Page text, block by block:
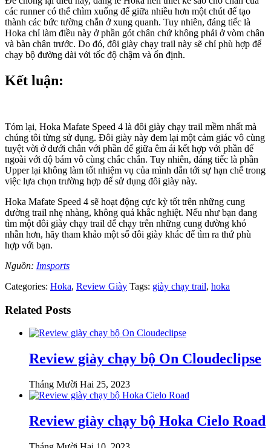
các runner có thể chìm xuống đế giữa nhiều hơn một chút để tạo
thành các bức tường chắn ở xung quanh. Tuy nhiên, đáng tiếc là
Hoka chỉ làm điều này ở phần gót chân chứ không phải ở vòm chân
và bàn chân trước. Do đó, đôi giày chạy trail này sẽ chỉ phù hợp để
chạy bộ đường dài với tốc độ chậm và ổn định.
Kết luận:
Tóm lại, Hoka Mafate Speed 4 là đôi giày chạy trail mềm nhất mà
chúng tôi từng sử dụng. Đôi giày này đem lại một cảm giác vô cùng
tuyệt vời ở dưới chân với phần đế giữa êm ái kết hợp với phần đế
ngoài với độ bám vô cùng chắc chắn. Tuy nhiên, đáng tiếc là phần
Upper lại không làm tốt nhiệm vụ của mình dẫn tới sự hạn chế trong
việc lựa chọn trường hợp để sử dụng đôi giày này.
Hoka Mafate Speed 4 sẽ hoạt động cực kỳ tốt trên những cung
đường trail nhẹ nhàng, không quá khắc nghiệt. Nếu như bạn đang
tìm một đôi giày chạy trail để chạy trên những cung đường khó
nhằn hơn, hãy tham khảo một số đôi giày khác để tìm ra thứ phù
hợp với bạn.
Nguồn: Imsports
Categories: Hoka, Review Giày Tags: giày chạy trail, hoka
Related Posts
Review giày chạy bộ On Cloudeclipse
Tháng Mười Hai 25, 2023
Review giày chạy bộ Hoka Cielo Road